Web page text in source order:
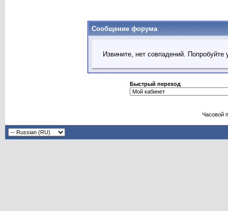
Сообщение форума
Извините, нет совпадений.
Быстрый переход
Часовой